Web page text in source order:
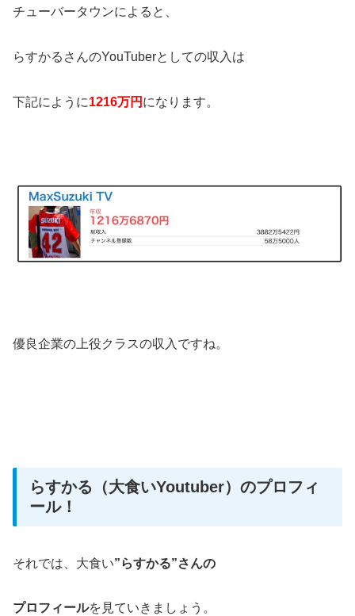
チューバータウンによると、
らすかるさんのYouTuberとしての収入は
下記にように1216万円 になります。
優良企業の上役クラスの収入ですね。
らすかる（大食いYoutuber）のプロフィ
ール！
それでは、大食い”らすかる”さんの
プロフィールを見ていきましょう。